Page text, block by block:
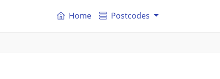
Home Postcodes